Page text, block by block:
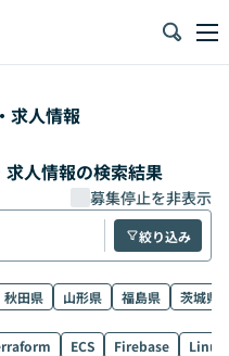
求人情報
求人情報の検索結果
募集停止を非表示
絞り込み
秋田県 山形県 福島県
茨城県
ECS Firebase Linux